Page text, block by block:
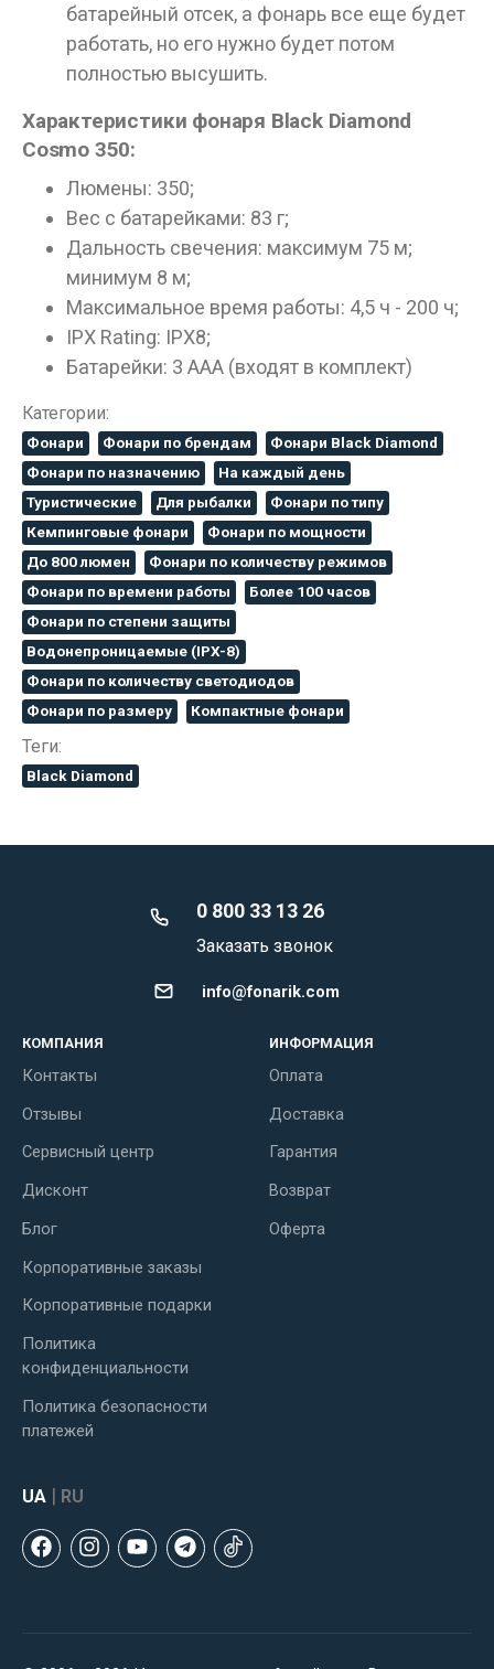
батарейный отсек, а фонарь все еще будет
работать, но его нужно будет потом
полностью высушить.
Характеристики фонаря Black Diamond
Cosmo 350:
Люмены: 350;
Вес с батарейками: 83 г;
Дальность свечения: максимум 75 м;
минимум 8 м;
Максимальное время работы: 4,5 ч - 200 ч;
IPX Rating: IPX8;
Батарейки: 3 AАA (входят в комплект)
Категории:
Фонари Фонари по брендам
Фонари Black Diamond
Фонари по назначению
На каждый день
Туристические
Для рыбалки
Фонари по типу
Кемпинговые фонари
Фонари по мощности
До 800 люмен
Фонари по количеству режимов
Фонари по времени работы
Более 100 часов
Фонари по степени защиты
Водонепроницаемые (IPX-8)
Фонари по количеству светодиодов
Фонари по размеру
Компактные фонари
Теги:
Black Diamond
0 800 33 13 26
Заказать звонок
info@fonarik.com
КОМПАНИЯ
Контакты
Отзывы
Сервисный центр
Дисконт
Блог
Корпоративные заказы
Корпоративные подарки
Политика
конфиденциальности
Политика безопасности
платежей
ИНФОРМАЦИЯ
Оплата
Доставка
Гарантия
Возврат
Оферта
UA | RU